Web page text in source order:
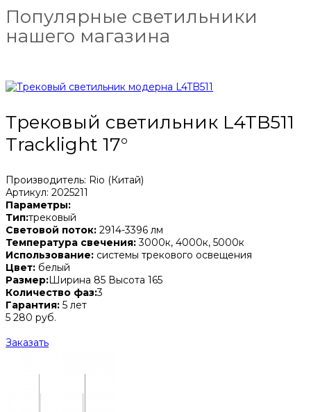
Популярные светильники
нашего магазина
Трековый светильник L4TB511
Tracklight 17°
Производитель: Rio (Китай)
Артикул: 2025211
Параметры:
Тип:трековый
Световой поток: 2914-3396 лм
Температура свечения:3000к, 4000к, 5000к
Использование: системы трекового освещения
Цвет: белый
Размер:Ширина 85 Высота 165
Количество фаз:3
Гарантия: 5 лет
5 280 руб.
Заказать